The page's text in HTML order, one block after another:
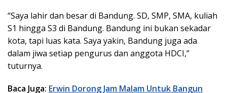
“Saya lahir dan besar di Bandung. SD, SMP, SMA, kuliah
S1 hingga S3 di Bandung. Bandung ini bukan sekadar
kota, tapi luas kata. Saya yakin, Bandung juga ada
dalam jiwa setiap pengurus dan anggota HDCI,”
tuturnya.
Baca Juga: Erwin Dorong Jam Malam Untuk Bangun